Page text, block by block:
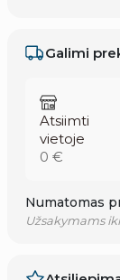
Galimi
Atsiimti
vietoje
0 €
Numatomas
Užsakymams